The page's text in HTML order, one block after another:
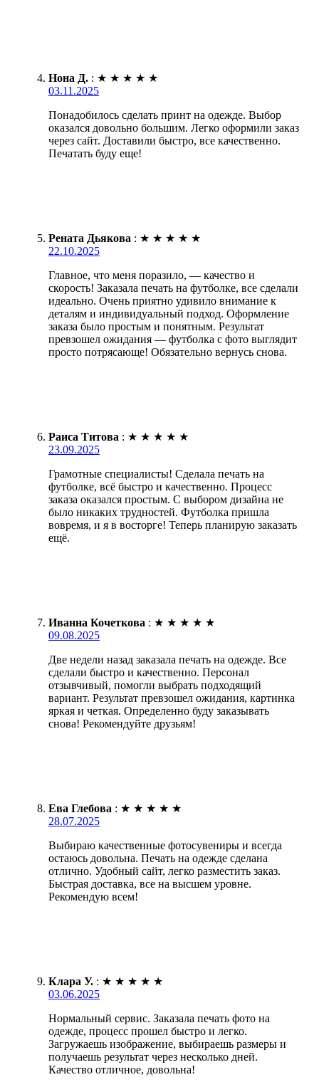
Нона Д. : ★ ★ ★ ★ ★
03.11.2025
Понадобилось сделать принт на одежде. Выбор
оказался довольно большим. Легко оформили заказ
через сайт. Доставили быстро, все качественно.
Печатать буду еще!
Рената Дьякова : ★ ★ ★ ★ ★
22.10.2025
Главное, что меня поразило, — качество и
скорость! Заказала печать на футболке, все сделали
идеально. Очень приятно удивило внимание к
деталям и индивидуальный подход. Оформление
заказа было простым и понятным. Результат
превзошел ожидания — футболка с фото выглядит
просто потрясающе! Обязательно вернусь снова.
Раиса Титова : ★ ★ ★ ★ ★
23.09.2025
Грамотные специалисты! Сделала печать на
футболке, всё быстро и качественно. Процесс
заказа оказался простым. С выбором дизайна не
было никаких трудностей. Футболка пришла
вовремя, и я в восторге! Теперь планирую заказать
ещё.
Иванна Кочеткова : ★ ★ ★ ★ ★
09.08.2025
Две недели назад заказала печать на одежде. Все
сделали быстро и качественно. Персонал
отзывчивый, помогли выбрать подходящий
вариант. Результат превзошел ожидания, картинка
яркая и четкая. Определенно буду заказывать
снова! Рекомендуйте друзьям!
Ева Глебова : ★ ★ ★ ★ ★
28.07.2025
Выбираю качественные фотосувениры и всегда
остаюсь довольна. Печать на одежде сделана
отлично. Удобный сайт, легко разместить заказ.
Быстрая доставка, все на высшем уровне.
Рекомендую всем!
Клара У. : ★ ★ ★ ★ ★
03.06.2025
Нормальный сервис. Заказала печать фото на
одежде, процесс прошел быстро и легко.
Загружаешь изображение, выбираешь размеры и
получаешь результат через несколько дней.
Качество отличное, довольна!